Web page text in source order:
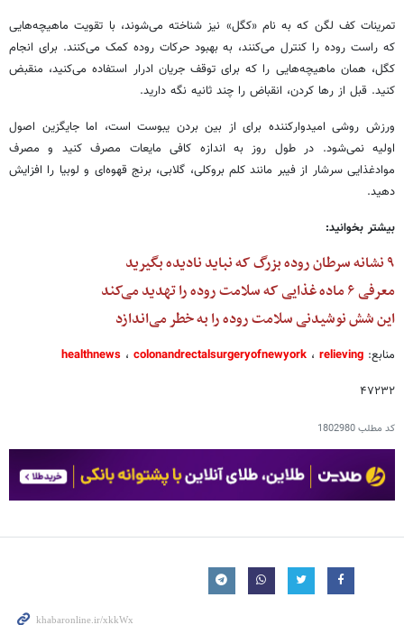
تمرینات کف لگن که به نام «کگل» نیز شناخته می‌شوند، با تقویت ماهیچه‌هایی
که راست روده را کنترل می‌کنند، به بهبود حرکات روده کمک می‌کنند. برای انجام
کگل، همان ماهیچه‌هایی را که برای توقف جریان ادرار استفاده می‌کنید، منقبض
کنید. قبل از رها کردن، انقباض را چند ثانیه نگه دارید.
ورزش روشی امیدوارکننده برای از بین بردن یبوست است، اما جایگزین اصول
اولیه نمی‌شود. در طول روز به اندازه کافی مایعات مصرف ‌کنید و مصرف
موادغذایی سرشار از فیبر مانند کلم بروکلی، گلابی، برنج قهوه‌ای و لوبیا را افزایش
دهید.
بیشتر بخوانید:
۹ نشانه سرطان روده بزرگ که نباید نادیده بگیرید
معرفی ۶ ماده غذایی که سلامت روده را تهدید می‌کند
این شش نوشیدنی‌ سلامت روده را به خطر می‌اندازد
منابع: healthnews ، colonandrectalsurgeryofnewyork ، relieving
۴۷۲۳۲
کد مطلب1802980